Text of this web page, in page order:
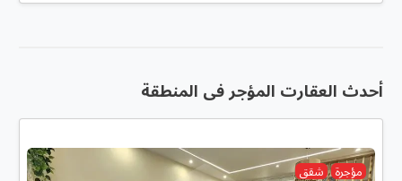
أحدث العقارت المؤجر فى المنطقة
مؤجرة شقق